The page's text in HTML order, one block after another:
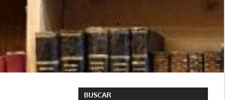
BUSCAR